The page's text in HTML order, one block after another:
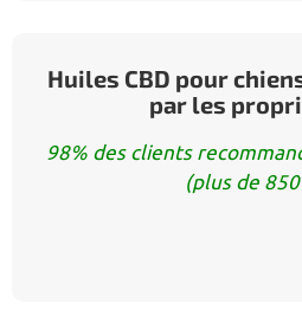
Huiles CBD pour
par les
98% des clients
(plus de